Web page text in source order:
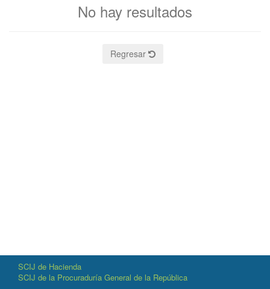
No hay resultados
Regresar
SCIJ de Hacienda
SCIJ de la Procuraduría General de la República